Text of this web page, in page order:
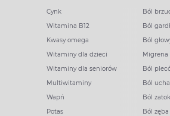
Cynk
Witamina B12
Kwasy omega
Witaminy dla dzieci
Witaminy dla seniorów
Multiwitaminy
Wapń
Potas
Ból
Ból
Ból
Migrena
Ból
Ból ucha
Ból zatok
Ból zęba